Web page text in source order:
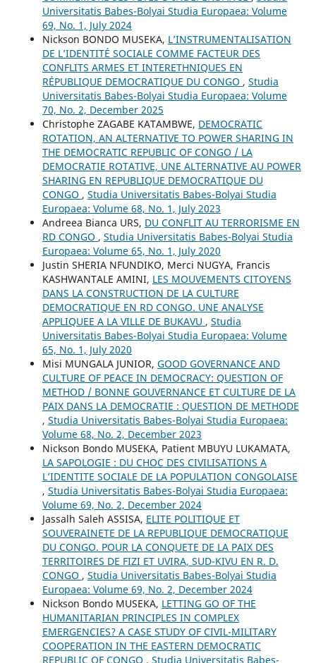
Universitatis Babes-Bolyai Studia Europaea: Volume
69, No. 1, July 2024
Nickson BONDO MUSEKA, L’INSTRUMENTALISATION
DE L’IDENTITÉ SOCIALE COMME FACTEUR DES
CONFLITS ARMES ET INTERETHNIQUES EN
RÉPUBLIQUE DEMOCRATIQUE DU CONGO , Studia
Universitatis Babes-Bolyai Studia Europaea: Volume
70, No. 2, December 2025
Christophe ZAGABE KATAMBWE, DEMOCRATIC
ROTATION, AN ALTERNATIVE TO POWER SHARING IN
THE DEMOCRATIC REPUBLIC OF CONGO / LA
DEMOCRATIE ROTATIVE, UNE ALTERNATIVE AU POWER
SHARING EN REPUBLIQUE DEMOCRATIQUE DU
CONGO , Studia Universitatis Babes-Bolyai Studia
Europaea: Volume 68, No. 1, July 2023
Andreea Bianca URS, DU CONFLIT AU TERRORISME EN
RD CONGO , Studia Universitatis Babes-Bolyai Studia
Europaea: Volume 65, No. 1, July 2020
Justin SHERIA NFUNDIKO, Merci NUGYA, Francis
KASHWANTALE AMINI, LES MOUVEMENTS CITOYENS
DANS LA CONSTRUCTION DE LA CULTURE
DEMOCRATIQUE EN RD CONGO. UNE ANALYSE
APPLIQUEE A LA VILLE DE BUKAVU , Studia
Universitatis Babes-Bolyai Studia Europaea: Volume
65, No. 1, July 2020
Misi MUNGALA JUNIOR, GOOD GOVERNANCE AND
CULTURE OF PEACE IN DEMOCRACY: QUESTION OF
METHOD / BONNE GOUVERNANCE ET CULTURE DE LA
PAIX DANS LA DEMOCRATIE : QUESTION DE METHODE
, Studia Universitatis Babes-Bolyai Studia Europaea:
Volume 68, No. 2, December 2023
Nickson Bondo MUSEKA, Patient MBUYU LUKAMATA,
LA SAPOLOGIE : DU CHOC DES CIVILISATIONS A
L’IDENTITE SOCIALE DE LA POPULATION CONGOLAISE
, Studia Universitatis Babes-Bolyai Studia Europaea:
Volume 69, No. 2, December 2024
Jassalh Saleh ASSISA, ELITE POLITIQUE ET
SOUVERAINETE DE LA REPUBLIQUE DEMOCRATIQUE
DU CONGO. POUR LA CONQUETE DE LA PAIX DES
TERRITOIRES DE FIZI ET UVIRA, SUD-KIVU EN R. D.
CONGO , Studia Universitatis Babes-Bolyai Studia
Europaea: Volume 69, No. 2, December 2024
Nickson Bondo MUSEKA, LETTING GO OF THE
HUMANITARIAN PRINCIPLES IN COMPLEX
EMERGENCIES? A CASE STUDY OF CIVIL-MILITARY
COOPERATION IN THE EASTERN DEMOCRATIC
REPUBLIC OF CONGO , Studia Universitatis Babes-